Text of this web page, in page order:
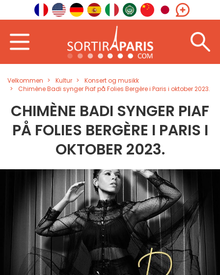
Velkommen Kultur
Konsert og musikk
Chimène Badi synger Piaf på Folies Bergère i Paris i oktober 2023.
CHIMÈNE BADI SYNGER PIAF
PÅ FOLIES BERGÈRE I PARIS I
OKTOBER 2023.